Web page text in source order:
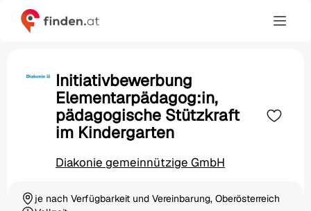
Initiativbewerbung
Elementarpädagog:in,
pädagogische Stützkraft
im Kindergarten
Diakonie gemeinnützige GmbH
Ortschaft
je nach Verfügbarkeit und Vereinbarung, Oberösterreich